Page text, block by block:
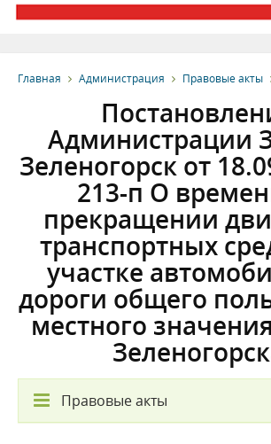
Главная Администрация Правовые акты
Администрации
Зеленогорск от
213-п О
прекращении
транспортных
участке
дороги общего
местного
Правовые акты